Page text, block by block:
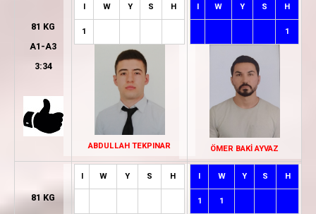
81 KG
A1-A3
3:34
I W Y S H
1
ABDULLAH TEKPINAR
I W Y S H
1
ÖMER BAKİ AYVAZ
81 KG
I W Y S H I W Y S H
1 1